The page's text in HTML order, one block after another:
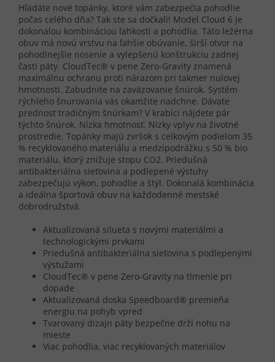
Hľadáte nové topánky, ktoré vám zabezpečia pohodlie
počas celého dňa? Tak ste sa dočkali! Model Cloud 6 je
dokonalou kombináciou ľahkosti a pohodlia. Táto ležérna
obuv má novú vrstvu na ľahšie obúvanie, širší otvor na
pohodlnejšie nosenie a vylepšenú konštrukciu zadnej
časti päty. CloudTec® v pene Zero-Gravity znamená
maximálnu ochranu proti nárazom pri takmer nulovej
hmotnosti. Zabudnite na zaväzovanie šnúrok. Systém
rýchleho šnurovania vás okamžite nadchne. Dávate
prednosť tradičným šnúrkam? V krabici nájdete pár
týchto šnúrok. Nízka hmotnosť. Nízky vplyv na životné
prostredie. Topánky majú zvršok s celkovým podielom 35
% recyklovaného materiálu a medzipodrážku s 50 % bio
materiálu, ktorý znižuje stopu CO2. Priedušná
antibakteriálna sieťovina a podlepené výstuhy
zabezpečujú výkon, pohodlie a štýl. Dokonalá kombinácia
a ideálna športová obuv na každodenné mestské
dobrodružstvá.
Aktualizovaná silueta s novými materiálmi a
technologickými prvkami
Priedušná antibakteriálna sieťovina s podlepenými
výstužami
CloudTec® v pene Zero-Gravity na tlmenie pri
dopade
Aktualizovaná doska Speedboard® premieňa
energiu na pohyb vpred
Tvarovaný dizajn päty bezpečne drží nohu na
mieste
Viac pohodlia, viac recyklovaných materiálov